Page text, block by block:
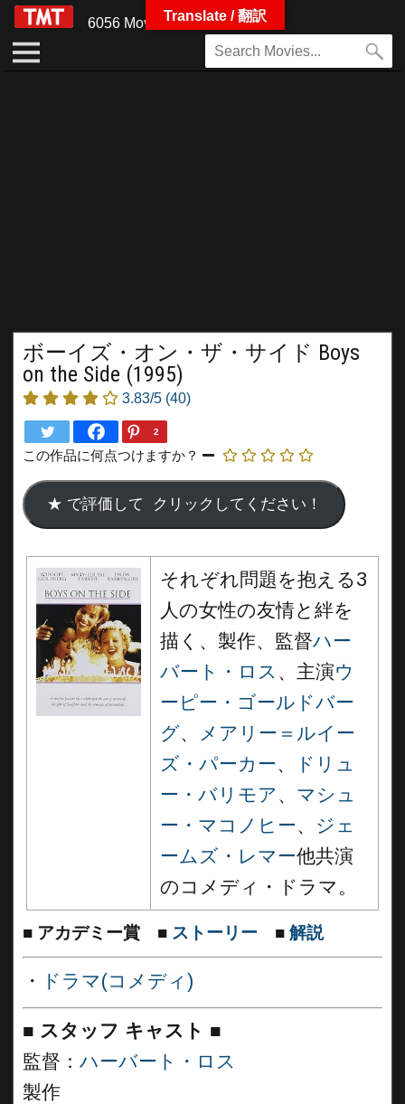
6056 Movies
ボーイズ・オン・ザ・サイド Boys
on the Side (1995)
3.83/5 (40)
2
この作品に何点つけますか？
それぞれ問題を抱える3
人の女性の友情と絆を
描く、製作、監督ハー
バート・ロス 、主演ウ
ーピー・ゴールドバー
グ、
メアリー＝ルイー
ズ・パーカー、
ドリュ
ー・バリモア、 マシュ
ー・マコノヒー、 ジェ
ームズ・レマー他共演
のコメディ・ドラマ。
■ アカデミー賞 ■ ストーリー ■ 解説
・ ドラマ(コメディ)
■ スタッフ キャスト ■
監督： ハーバート・ロス
製作
Translate / 翻訳